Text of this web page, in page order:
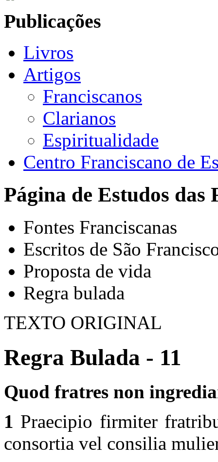
Publicações
Livros
Artigos
Franciscanos
Clarianos
Espiritualidade
Centro Franciscano de
Página de Estudos das
Fontes Franciscanas
Escritos de São
Proposta de vida
Regra bulada
TEXTO ORIGINAL
Regra Bulada - 11
Quod fratres non
1 Praecipio firmiter
consortia vel consilia